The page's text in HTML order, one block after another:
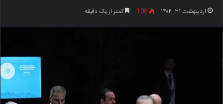
اردیبهشت ۳۱, ۱۴۰۴ 106 کمتر از یک دقیقه